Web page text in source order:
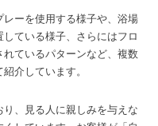
ーを使用する様子や、浴場
ている様子、さらにはフロ
ているパターンなど、複数
介しています。
、見る人に親しみを与えな